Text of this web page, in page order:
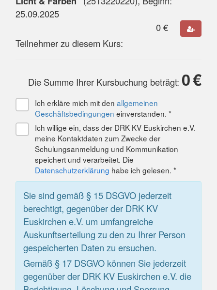
25.09.2025
0€
Teilnehmer zu diesem Kurs:
Die Summe Ihrer Kursbuchung beträgt: 0€
Ich erkläre mich mit den allgemeinen
Geschäftsbedingungen einverstanden. *
Ich willige ein, dass der DRK KV Euskirchen e.V.
meine Kontaktdaten zum Zwecke der
Schulungsanmeldung und Kommunikation
speichert und verarbeitet. Die
Datenschutzerklärung habe ich gelesen. *
Sie sind gemäß § 15 DSGVO jederzeit
berechtigt, gegenüber der DRK KV
Euskirchen e.V. um umfangreiche
Auskunftserteilung zu den zu Ihrer Person
gespeicherten Daten zu ersuchen.
Gemäß § 17 DSGVO können Sie jederzeit
gegenüber der DRK KV Euskirchen e.V. die